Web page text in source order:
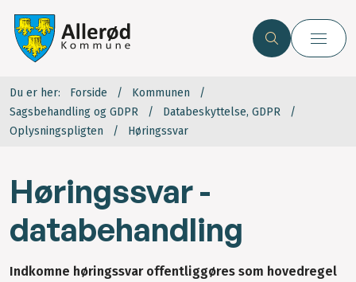
Du er her: Forside
Kommunen
Sagsbehandling og GDPR
Databeskyttelse, GDPR
Oplysningspligten
Høringssvar
Høringssvar -
databehandling
Indkomne høringssvar offentliggøres som hovedregel